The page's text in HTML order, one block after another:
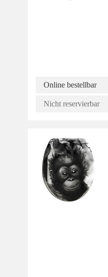
Online bestellbar
Nicht reservierbar